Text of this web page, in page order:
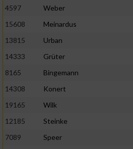
4597
Weber
15608
Meinardus
13815
Urban
14333
Grüter
8165
Bingemann
14308
Konert
19165
Wilk
12185
Steinke
7089
Speer